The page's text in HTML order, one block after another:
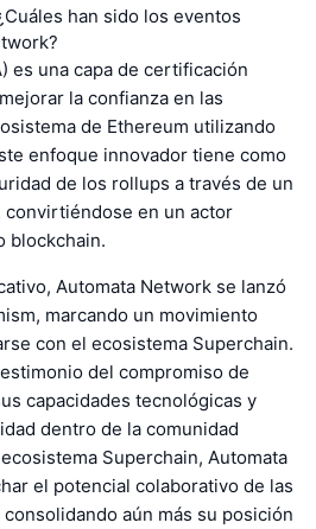
han sido los eventos
es una capa de certificación
la confianza en las
de Ethereum utilizando
enfoque innovador tiene como
de los rollups a través de un
convirtiéndose en un actor
blockchain.
Automata Network se lanzó
marcando un movimiento
con el ecosistema Superchain.
del compromiso de
capacidades tecnológicas y
dentro de la comunidad
Superchain, Automata
el potencial colaborativo de las
aún más su posición